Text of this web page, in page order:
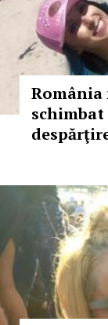
România
schimbat